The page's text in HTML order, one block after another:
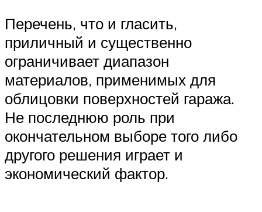
Перечень, что и гласить,
приличный и существенно
ограничивает диапазон
материалов, применимых для
облицовки поверхностей гаража.
Не последнюю роль при
окончательном выборе того либо
другого решения играет и
экономический фактор.